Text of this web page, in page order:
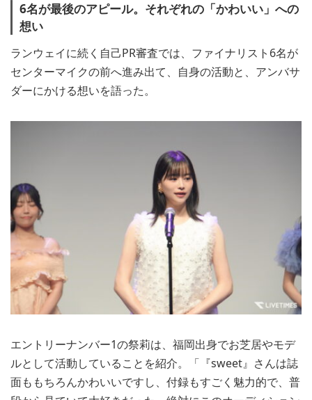
6名が最後のアピール。それぞれの「かわいい」への
想い
ランウェイに続く自己PR審査では、ファイナリスト6名が
センターマイクの前へ進み出て、自身の活動と、アンバサ
ダーにかける想いを語った。
エントリーナンバー1の祭莉は、福岡出身でお芝居やモデ
ルとして活動していることを紹介。「『sweet』さんは誌
面ももちろんかわいいですし、付録もすごく魅力的で、普